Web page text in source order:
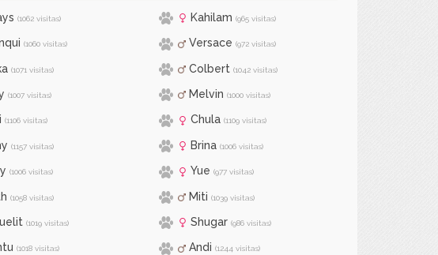
(1062 visitas) Kahilam (965 visitas)
(1060 visitas) Versace (972 visitas)
(1071 visitas) Colbert (1042 visitas)
(1007 visitas) Melvin (1000 visitas)
(1106 visitas) Chula (1109 visitas)
(1157 visitas) Brina (1006 visitas)
(1006 visitas) Yue (977 visitas)
(1058 visitas) Miti (1039 visitas)
(1019 visitas) Shugar (986 visitas)
(1018 visitas) Andi (1244 visitas)